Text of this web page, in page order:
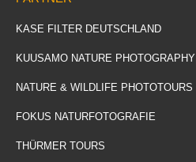
KASE FILTER DEUTSCHLAND
KUUSAMO NATURE PHOTOGRAPHY
NATURE & WILDLIFE PHOTOTOURS
FOKUS NATURFOTOGRAFIE
THÜRMER TOURS